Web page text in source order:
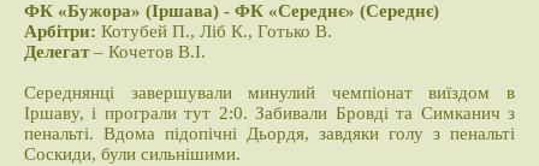
ФК «Бужора» (Іршава) - ФК «Середнє» (Середнє)
Арбітри: Котубей П., Ліб К., Готько В.
Делегат– Кочетов В.І.
Середнянці завершували минулий чемпіонат виїздом в
Іршаву, і програли тут 2:0. Забивали Бровді та Симканич з
пенальті. Вдома підопічні Дьордя, завдяки голу з пенальті
Соскиди, були сильнішими.